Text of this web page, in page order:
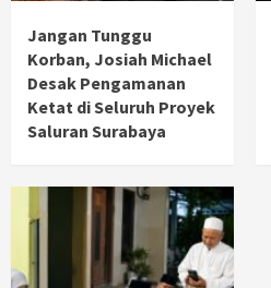
Jangan Tunggu
Korban, Josiah Michael
Desak Pengamanan
Ketat di Seluruh Proyek
Saluran Surabaya